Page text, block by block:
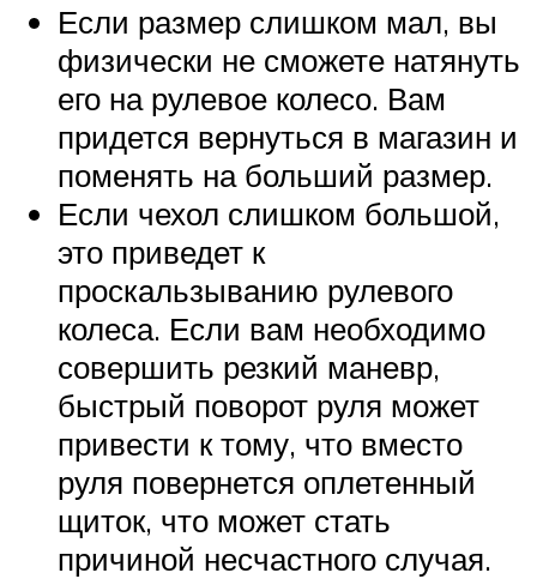
Если размер слишком мал, вы
физически не сможете натянуть
его на рулевое колесо. Вам
придется вернуться в магазин и
поменять на больший размер.
Если чехол слишком большой,
это приведет к
проскальзыванию рулевого
колеса. Если вам необходимо
совершить резкий маневр,
быстрый поворот руля может
привести к тому, что вместо
руля повернется оплетенный
щиток, что может стать
причиной несчастного случая.